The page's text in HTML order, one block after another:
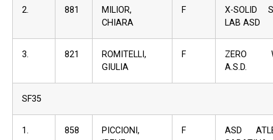
2. 881
MILIOR,
CHIARA
F
X-SOLID
LAB ASD
3. 821
ROMITELLI,
GIULIA
F
ZERO
A.S.D.
SF35
1. 858
PICCIONI,
F
ASD